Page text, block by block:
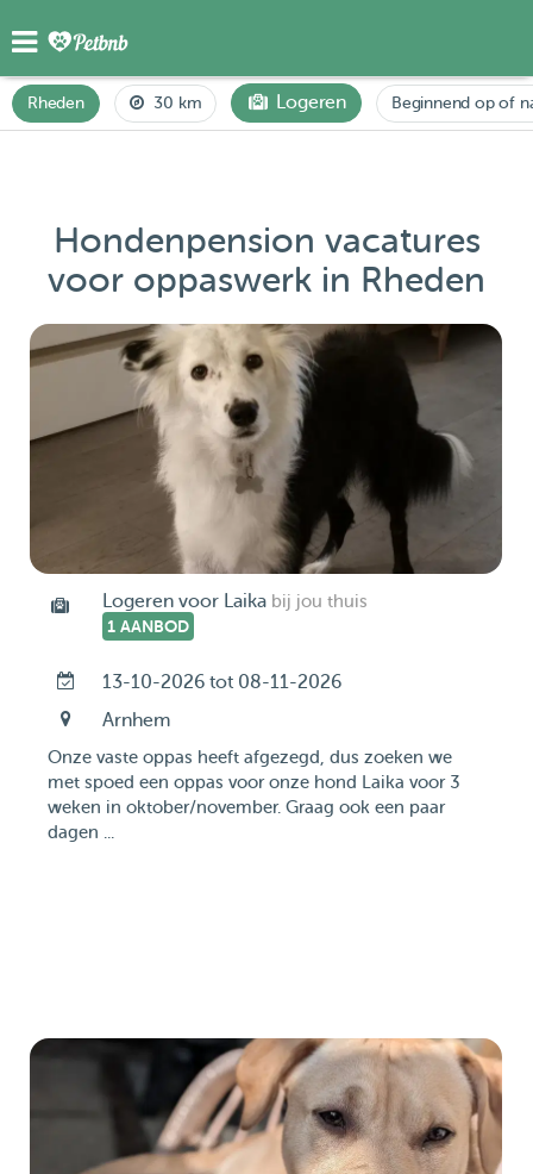
Rheden 30 km Logeren Beginnend op of
Hondenpension vacatures
voor oppaswerk in Rheden
Logeren voor Laika bij jou thuis
1 AANBOD
13-10-2026 tot 08-11-2026
Arnhem
Onze vaste oppas heeft afgezegd, dus zoeken we
met spoed een oppas voor onze hond Laika voor 3
weken in oktober/november. Graag ook een paar
dagen ...